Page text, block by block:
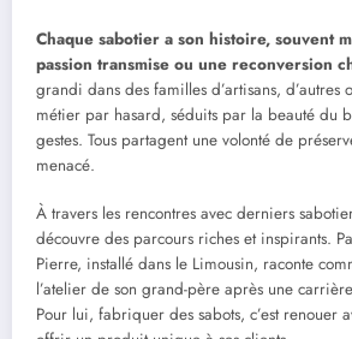
Chaque sabotier a son histoire, souvent
passion transmise ou une reconversion
grandi dans des familles d’artisans, d’autres
métier par hasard, séduits par la beauté du
gestes. Tous partagent une volonté de
menacé.
À travers les rencontres avec derniers
découvre des parcours riches et inspirants.
Pierre, installé dans le Limousin, raconte
l’atelier de son grand-père après une
Pour lui, fabriquer des sabots, c’est renouer